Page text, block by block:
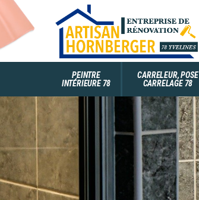
PEINTRE
INTÉRIEURE 78
CARRELEUR, POSE
CARRELAGE 78